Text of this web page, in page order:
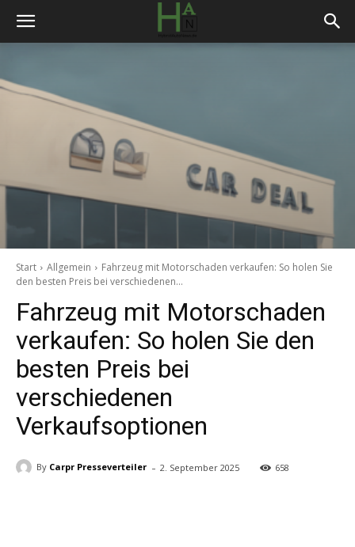
Start Allgemein
Fahrzeug mit Motorschaden verkaufen: So holen Sie
den besten Preis bei verschiedenen...
Fahrzeug mit Motorschaden
verkaufen: So holen Sie den
besten Preis bei
verschiedenen
Verkaufsoptionen
By Carpr Presseverteiler - 2. September 2025 658